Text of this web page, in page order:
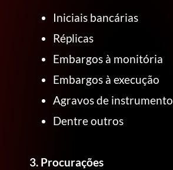
Iniciais bancárias
Réplicas
Embargos à monitória
Embargos à execução
Agravos de instrumento
Dentre outros
3. Procurações